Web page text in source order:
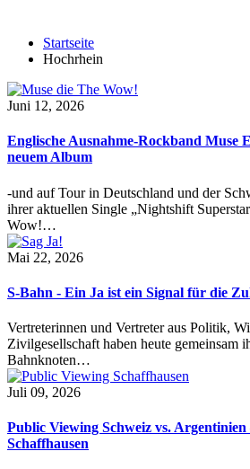
Startseite
Hochrhein
Juni 12, 2026
Englische Ausnahme-Rockband Muse
neuem Album
-und auf Tour in Deutschland und der
ihrer aktuellen Single „Nightshift
Wow!…
Mai 22, 2026
S-Bahn - Ein Ja ist ein Signal für die
Vertreterinnen und Vertreter aus Politik,
Zivilgesellschaft haben heute gemeinsam
Bahnknoten…
Juli 09, 2026
Public Viewing Schweiz vs.
Schaffhausen